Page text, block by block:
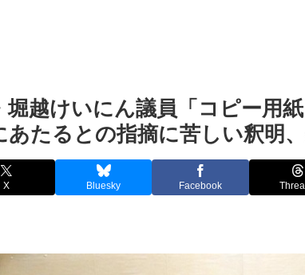
堀越けいにん議員「コピー用
あたるとの指摘に苦しい釈明
X Bluesky Facebook